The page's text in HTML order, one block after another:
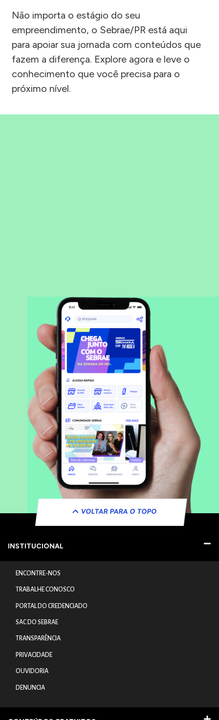
Não importa o estágio do seu
empreendimento, o Sebrae/PR está aqui
para apoiar sua jornada com conteúdos que
fazem a diferença. Explore agora e leve o
conhecimento que você precisa para o
próximo nível.
VOLTAR PARA O TOPO
INSTITUCIONAL
ENCONTRE-NOS
TRABALHE CONOSCO
PORTAL DO CREDENCIADO
SAC DO SEBRAE
TRANSPARÊNCIA
PRIVACIDADE
OUVIDORIA
DENUNCIA